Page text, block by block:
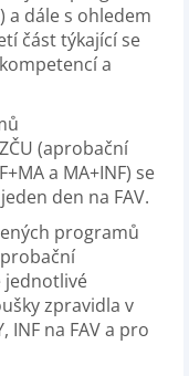
dále s ohledem
část týkající se
a
(aprobační
a MA+INF) se
den na FAV.
programů
jednotlivé
zpravidla v
INF na FAV a pro